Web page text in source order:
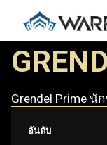
Grendel Prime
อันดับ